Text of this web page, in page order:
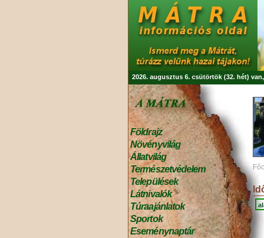
2026. augusztus 6. csütörtök (32. hét)
Földrajz
Növényvilág
Állatvilág
Természetvédelem
Települések
Látnivalók
Túraajánlatok
Sportok
Eseménynaptár